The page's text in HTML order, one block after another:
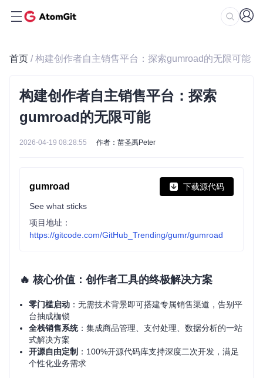
首页 / 构建创作者自主销售平台：探索gumroad的无限可能
构建创作者自主销售平台：探索
gumroad的无限可能
2026-04-19 08:28:55 作者：苗圣禹Peter
gumroad 下载源代码
See what sticks
项目地址：
https://gitcode.com/GitHub_Trending/gumr/gumroad
🔥 核心价值：创作者工具的终极解决方案
零门槛启动 ：无需技术背景即可搭建专属销售渠道，告别平
台抽成枷锁
全栈销售系统：集成商品管理、支付处理、数据分析的一站
式解决方案
开源自由定制 ：100%开源代码库支持深度二次开发，满足
个性化业务需求